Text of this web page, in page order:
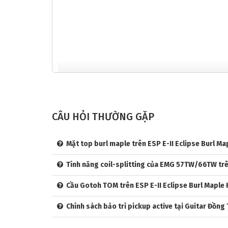
GIỚI THIỆU VỀ THƯƠNG HIỆU ESP VÀ
ESP – Biểu Tượng Của Sức Mạnh Âm Nhạc
Ra đời năm 1975 tại Nhật Bản, ESP (Electric
và âm thanh mạnh mẽ phục vụ các thể loại nhạc
(Children of Bodom) tin dùng, ESP E-II là dòng
NAMM Show chỉ sau 3 năm thành lập.
CÂU HỎI THƯỜNG GẶP
Mặt top burl maple trên ESP E-II Eclipse Burl
Tính năng coil-splitting của EMG 57TW/66TW
Cầu Gotoh TOM trên ESP E-II Eclipse Burl Maple
Chính sách bảo trì pickup active tại Guitar Đồng